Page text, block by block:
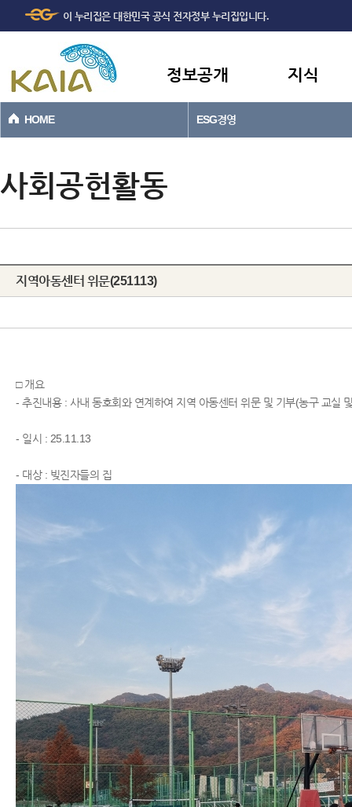
본문바로가기
이 누리집은 대한민국 공식 전자정부 누리집입니다.
정보공개 지식
HOME ESG경영
사회공헌활동
지역아동센터 위문(251113)
□ 개요
- 추진내용 : 사내 동호회와 연계하여 지역 아동센터 위문 및 기부(농구 교실
- 일시 : 25.11.13
​- 대상 : 빚진자들의 집